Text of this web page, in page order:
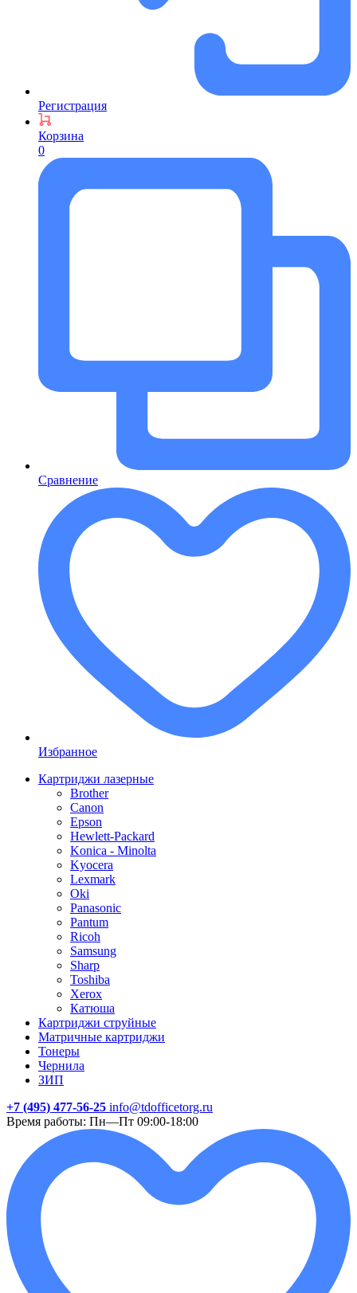
Регистрация
Корзина
0
Сравнение
Избранное
Картриджи лазерные
Brother
Canon
Epson
Hewlett-Packard
Konica - Minolta
Kyocera
Lexmark
Oki
Panasonic
Pantum
Ricoh
Samsung
Sharp
Toshiba
Xerox
Катюша
Картриджи струйные
Матричные картриджи
Тонеры
Чернила
ЗИП
+7 (495) 477-56-25 info@tdofficetorg.ru
Время работы: Пн—Пт 09:00-18:00